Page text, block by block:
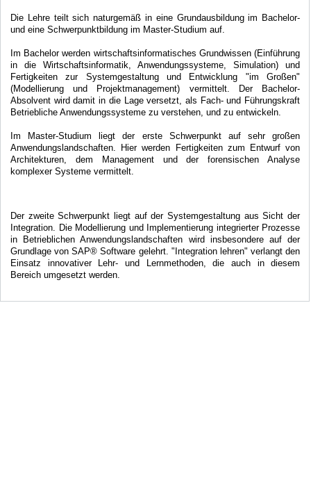
Die Lehre teilt sich naturgemäß in eine Grundausbildung im Bachelor-
und eine Schwerpunktbildung im Master-Studium auf.
Im Bachelor werden wirtschaftsinformatisches Grundwissen (Einführung
in die Wirtschaftsinformatik, Anwendungssysteme, Simulation) und
Fertigkeiten zur Systemgestaltung und Entwicklung "im Großen"
(Modellierung und Projektmanagement) vermittelt. Der Bachelor-
Absolvent wird damit in die Lage versetzt, als Fach- und Führungskraft
Betriebliche Anwendungssysteme zu verstehen, und zu entwickeln.
Im Master-Studium liegt der erste Schwerpunkt auf sehr großen
Anwendungslandschaften. Hier werden Fertigkeiten zum Entwurf von
Architekturen, dem Management und der forensischen Analyse
komplexer Systeme vermittelt.
Der zweite Schwerpunkt liegt auf der Systemgestaltung aus Sicht der
Integration. Die Modellierung und Implementierung integrierter Prozesse
in Betrieblichen Anwendungslandschaften wird insbesondere auf der
Grundlage von SAP® Software gelehrt. "Integration lehren" verlangt den
Einsatz innovativer Lehr- und Lernmethoden, die auch in diesem
Bereich umgesetzt werden.